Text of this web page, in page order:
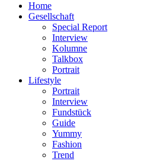
Home
Gesellschaft
Special Report
Interview
Kolumne
Talkbox
Portrait
Lifestyle
Portrait
Interview
Fundstück
Guide
Yummy
Fashion
Trend